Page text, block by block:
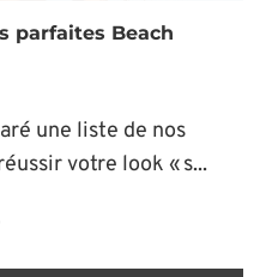
parfaites Beach
une liste de nos
votre look « s...